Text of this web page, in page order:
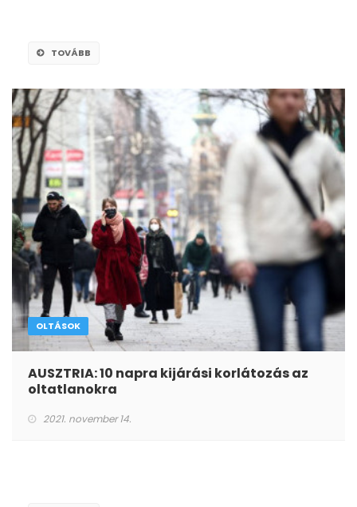
TOVÁBB
OLTÁSOK
AUSZTRIA: 10 napra kijárási korlátozás az
oltatlanokra
2021. november 14.